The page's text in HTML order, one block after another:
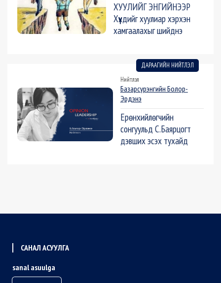
ХУУЛИЙГ ЭНГИЙНЭЭР
Хүүхдийг хуулиар хэрхэн
хамгаалахыг шийднэ
ДАРААГИЙН НИЙТЛЭЛ
Нийтлэл
Базарсүрэнгийн Болор-
Эрдэнэ
Ерөнхийлөгчийн
сонгуульд С.Баярцогт
дэвших эсэх тухайд
САНАЛ АСУУЛГА
sanal asuulga